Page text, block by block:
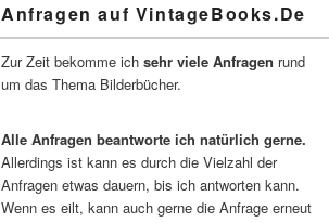
Anfragen auf VintageBooks.De
Zur Zeit bekomme ich sehr viele Anfragen rund
um das Thema Bilderbücher.
Alle Anfragen beantworte ich natürlich gerne.
Allerdings ist kann es durch die Vielzahl der
Anfragen etwas dauern, bis ich antworten kann.
Wenn es eilt, kann auch gerne die Anfrage erneut